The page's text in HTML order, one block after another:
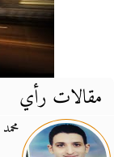
مقالات رأي